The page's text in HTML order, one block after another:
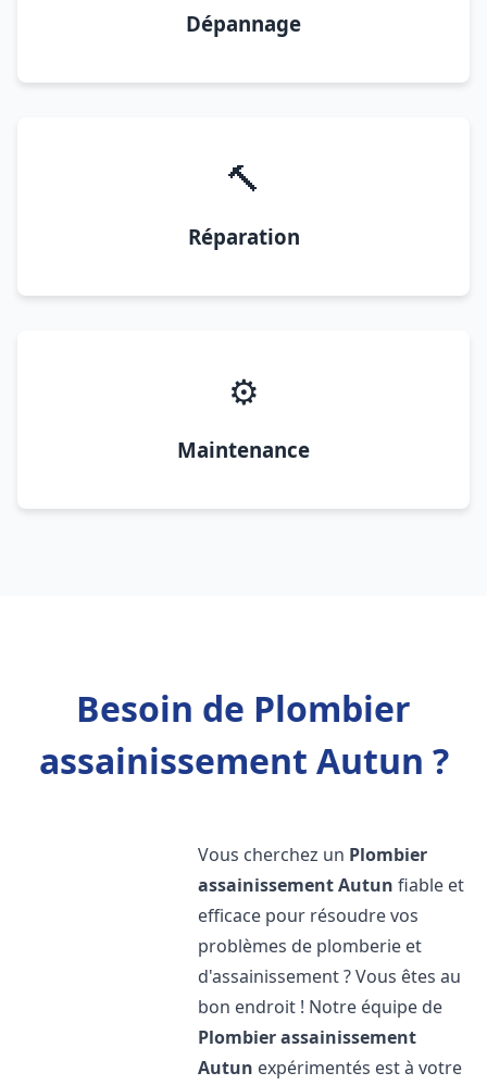
Dépannage
🔨
Réparation
⚙️
Maintenance
Besoin de Plombier
assainissement Autun ?
Vous cherchez un Plombier
assainissementAutun fiable et
efficace pour résoudre vos
problèmes de plomberie et
d'assainissement ? Vous êtes au
bon endroit ! Notre équipe de
Plombier assainissement
Autun expérimentés est à votre